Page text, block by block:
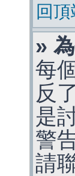
回頂
»
每
反
是
警
請